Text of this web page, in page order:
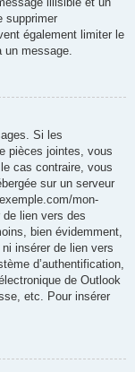
supprimer
également limiter le
un message.
Si les
pièces jointes, vous
cas contraire, vous
sur un serveur
mon-
lien vers des
bien évidemment,
insérer de lien vers
d’authentification,
de Outlook
etc. Pour insérer